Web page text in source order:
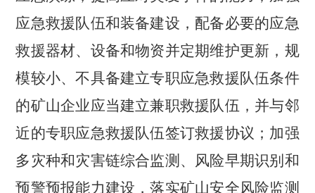
应急救援队伍和装备建设，配备必要的应急
救援器材、设备和物资并定期维护更新，规
模较小、不具备建立专职应急救援队伍条件
的矿山企业应当建立兼职救援队伍，并与邻
近的专职应急救援队伍签订救援协议；加强
多灾种和灾害链综合监测、风险早期识别和
预警预报能力建设，落实矿山安全风险监测